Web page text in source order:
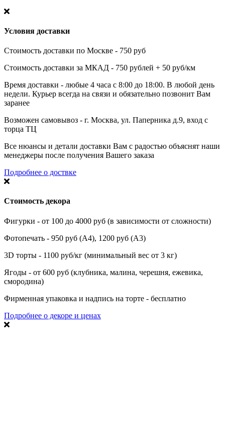
Условия доставки
Стоимость доставки по Москве - 750 руб
Стоимость доставки за МКАД - 750 рублей + 50 руб/км
Время доставки - любые 4 часа с 8:00 до 18:00. В любой день
недели. Курьер всегда на связи и обязательно позвонит Вам
заранее
Возможен самовывоз - г. Москва, ул. Паперника д.9, вход с
торца ТЦ
Все нюансы и детали доставки Вам с радостью объяснят наши
менеджеры после получения Вашего заказа
Подробнее о доствке
Стоимость декора
Фигурки - от 100 до 4000 руб (в зависимости от сложности)
Фотопечать - 950 руб (А4), 1200 руб (А3)
3D торты - 1100 руб/кг (минимальный вес от 3 кг)
Ягоды - от 600 руб (клубника, малина, черешня, ежевика,
смородина)
Фирменная упаковка и надпись на торте - бесплатно
Подробнее о декоре и ценах